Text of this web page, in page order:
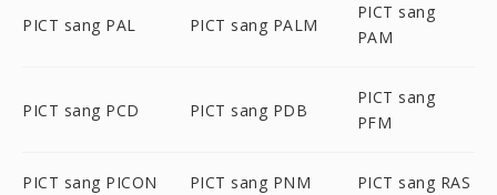
PICT sang PAL PICT sang PALM
PICT sang
PAM
PICT sang PCD PICT sang PDB
PICT sang
PFM
PICT sang PICON PICT sang PNM PICT sang RAS